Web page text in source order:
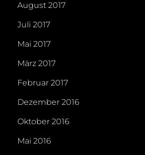
August 2017
Juli 2017
Mai 2017
März 2017
Februar 2017
Dezember 2016
Oktober 2016
Mai 2016